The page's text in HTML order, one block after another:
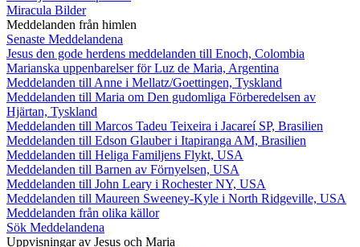
Miracula Bilder
Meddelanden från himlen
Senaste Meddelandena
Jesus den gode herdens meddelanden till Enoch, Colombia
Marianska uppenbarelser för Luz de Maria, Argentina
Meddelanden till Anne i Mellatz/Goettingen, Tyskland
Meddelanden till Maria om Den gudomliga Förberedelsen av
Hjärtan, Tyskland
Meddelanden till Marcos Tadeu Teixeira i Jacareí SP, Brasilien
Meddelanden till Edson Glauber i Itapiranga AM, Brasilien
Meddelanden till Heliga Familjens Flykt, USA
Meddelanden till Barnen av Förnyelsen, USA
Meddelanden till John Leary i Rochester NY, USA
Meddelanden till Maureen Sweeney-Kyle i North Ridgeville, USA
Meddelanden från olika källor
Sök Meddelandena
Uppvisningar av Jesus och Maria